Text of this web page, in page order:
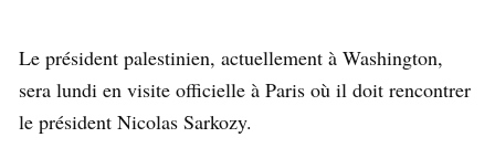
Le président palestinien, actuellement à Washington,
sera lundi en visite officielle à Paris où il doit rencontrer
le président Nicolas Sarkozy.